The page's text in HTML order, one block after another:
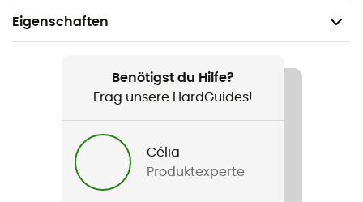
Eigenschaften
Alltag / Wintersport
Suttle Mountain Long Insulated Jacket
Benötigst du Hilfe?
Frag unsere HardGuides!
Célia
Produktexperte